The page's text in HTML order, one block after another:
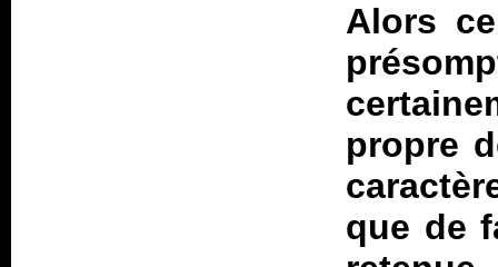
Alors
propre
que de